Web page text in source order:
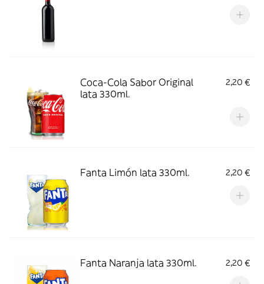
Coca-Cola Sabor Original
lata 330ml.
2,20 €
Fanta Limón lata 330ml. 2,20 €
Fanta Naranja lata 330ml. 2,20 €